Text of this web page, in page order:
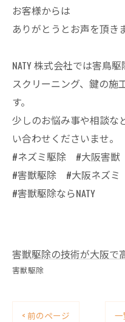
お客様からは
ありがとうとお声を頂き
NATY 株式会社では害鳥
スクリーニング、鍵の施
す。
少しのお悩み事や相談な
い合わせくださいませ。
#ネズミ駆除 #大阪害獣
#害獣駆除 #大阪ネズミ
#害獣駆除ならNATY
害獣駆除の技術が大阪で
害獣駆除
< 前のページ 一